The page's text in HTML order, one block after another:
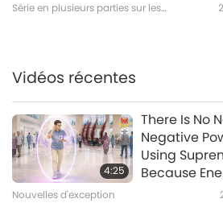
Série en plusieurs parties sur les
Vidéos récentes
4:25
There Is No
Negative
Using
Because
from It Is
Nouvelles d'exception